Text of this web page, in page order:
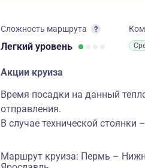
Сложность маршрута
Легкий уровень
Акции круиза
Время посадки на данный
отправления.
В случае технической
Маршрут круиза: Пермь –